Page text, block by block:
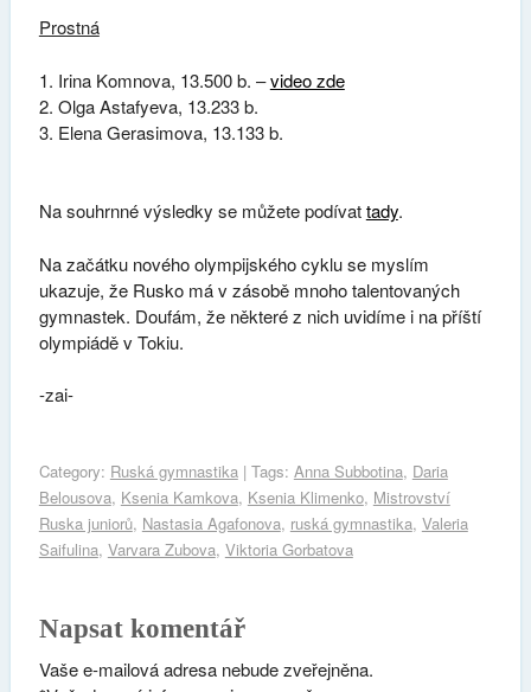
Prostná
Irina Komnova, 13.500 b. –video zde
Olga Astafyeva, 13.233 b.
Elena Gerasimova, 13.133 b.
Na souhrnné výsledky se můžete podívattady.
Na začátku nového olympijského cyklu se myslím
ukazuje, že Rusko má v zásobě mnoho talentovaných
gymnastek. Doufám, že některé z nich uvidíme i na příští
olympiádě v Tokiu.
-zai-
Category: Ruská gymnastika| Tags: Anna Subbotina, Daria
Belousova, Ksenia Kamkova, Ksenia Klimenko, Mistrovství
Ruska juniorů, Nastasia Agafonova, ruská gymnastika, Valeria
Saifulina, Varvara Zubova, Viktoria Gorbatova
Napsat komentář
Vaše e-mailová adresa nebude zveřejněna.